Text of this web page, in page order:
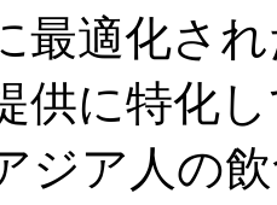
最適化さ
供に特化
ジア人の